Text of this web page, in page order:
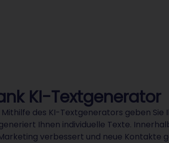
KI-Textgenerator
des KI-Textgenerators geben Sie
Ihnen individuelle Texte.
verbessert und neue Kontakte